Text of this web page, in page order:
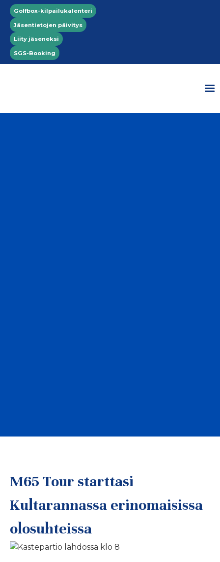
Hyppää pääsisältöön
Top menu
Golfbox-kilpailukalenteri
Jäsentietojen päivitys
Liity jäseneksi
SGS-Booking
M65 Tour starttasi
Kultarannassa erinomaisissa
olosuhteissa